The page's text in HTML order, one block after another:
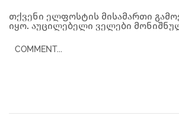
თქვენი ელფოსტის მისამართი
იყო. აუცილებელი ველები